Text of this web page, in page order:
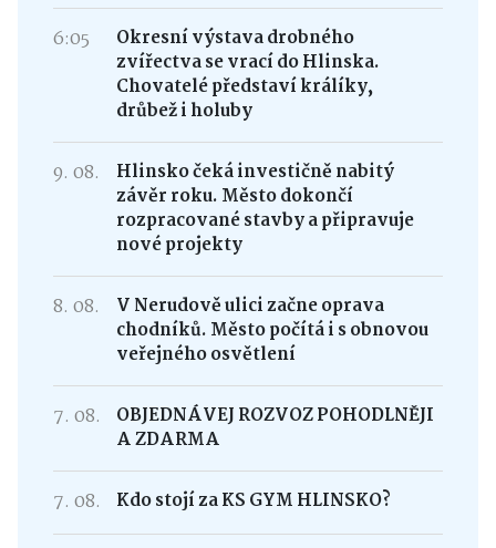
6:05
Okresní výstava drobného
zvířectva se vrací do Hlinska.
Chovatelé představí králíky,
drůbež i holuby
9. 08.
Hlinsko čeká investičně nabitý
závěr roku. Město dokončí
rozpracované stavby a připravuje
nové projekty
8. 08.
V Nerudově ulici začne oprava
chodníků. Město počítá i s obnovou
veřejného osvětlení
7. 08.
OBJEDNÁVEJ ROZVOZ POHODLNĚJI
A ZDARMA
7. 08. Kdo stojí za KS GYM HLINSKO?